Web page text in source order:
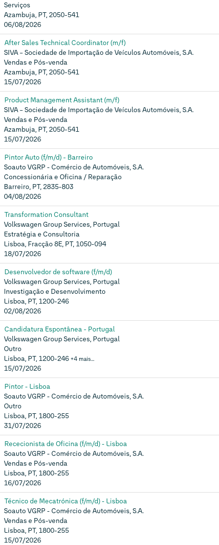
Serviços
Azambuja, PT, 2050-541
06/08/2026
After Sales Technical Coordinator (m/f)
SIVA – Sociedade de Importação de Veículos Automóveis, S.A.
Vendas e Pós-venda
Azambuja, PT, 2050-541
15/07/2026
Product Management Assistant (m/f)
SIVA – Sociedade de Importação de Veículos Automóveis, S.A.
Vendas e Pós-venda
Azambuja, PT, 2050-541
15/07/2026
Pintor Auto (f/m/d) - Barreiro
Soauto VGRP - Comércio de Automóveis, S.A.
Concessionária e Oficina / Reparação
Barreiro, PT, 2835-803
04/08/2026
Transformation Consultant
Volkswagen Group Services, Portugal
Estratégia e Consultoria
Lisboa, Fracção 8E, PT, 1050-094
18/07/2026
Desenvolvedor de software (f/m/d)
Volkswagen Group Services, Portugal
Investigação e Desenvolvimento
Lisboa, PT, 1200-246
02/08/2026
Candidatura Espontânea - Portugal
Volkswagen Group Services, Portugal
Outro
Lisboa, PT, 1200-246 +4 mais…
15/07/2026
Pintor - Lisboa
Soauto VGRP - Comércio de Automóveis, S.A.
Outro
Lisboa, PT, 1800-255
31/07/2026
Rececionista de Oficina (f/m/d) - Lisboa
Soauto VGRP - Comércio de Automóveis, S.A.
Vendas e Pós-venda
Lisboa, PT, 1800-255
16/07/2026
Técnico de Mecatrónica (f/m/d) - Lisboa
Soauto VGRP - Comércio de Automóveis, S.A.
Vendas e Pós-venda
Lisboa, PT, 1800-255
15/07/2026